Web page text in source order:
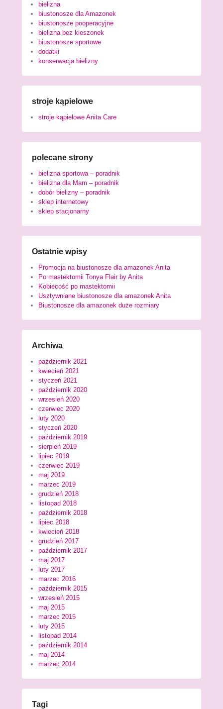
bielizna
biustonosze dla Amazonek
biustonosze pooperacyjne
bielizna bez kieszonek
biustonosze sportowe
dodatki
konserwacja bielizny
stroje kąpielowe
stroje kąpielowe Anita Care
polecane strony
bielizna sportowa – poradnik
bielizna dla Mam – poradnik
dobór bielizny – poradnik
sklep internetowy
sklep stacjonarny
Ostatnie wpisy
Promocja na biustonosze dla amazonek Anita
Po mastektomii Tonya Flair by Anita
Kobiecość po mastektomii
Usztywniane biustonosze dla amazonek Anita
Biustonosze dla amazonek duże rozmiary
Archiwa
październik 2021
kwiecień 2021
styczeń 2021
październik 2020
wrzesień 2020
czerwiec 2020
luty 2020
styczeń 2020
październik 2019
sierpień 2019
lipiec 2019
czerwiec 2019
maj 2019
marzec 2019
grudzień 2018
listopad 2018
październik 2018
lipiec 2018
kwiecień 2018
grudzień 2017
październik 2017
maj 2017
luty 2017
marzec 2016
październik 2015
wrzesień 2015
maj 2015
marzec 2015
luty 2015
listopad 2014
październik 2014
maj 2014
marzec 2014
Tagi